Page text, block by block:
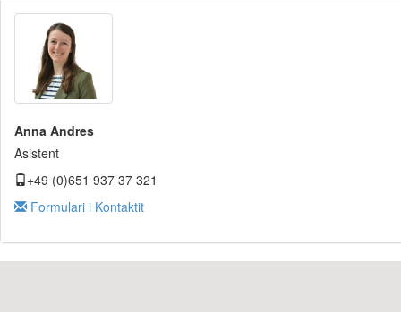
Anna Andres
Asistent
+49 (0)651 937 37 321
Formulari i Kontaktit